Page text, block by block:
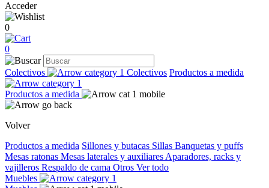
Acceder
0
0
Colectivos Colectivos Productos a medida
Productos a medida
Volver
Productos a medida Sillones y butacas Sillas Banquetas y puffs
Mesas ratonas Mesas laterales y auxiliares Aparadores, racks y
vajilleros Respaldo de cama Otros Ver todo
Muebles